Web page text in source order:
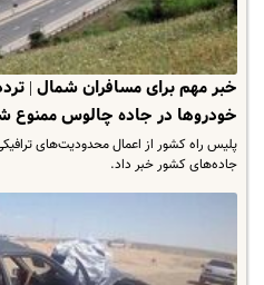
خبر مهم برای مسافران شمال |
خودروها در جاده چالوس ممنوع
پلیس راه کشور از اعمال محدودیت‌های
جاده‌های کشور خبر داد.